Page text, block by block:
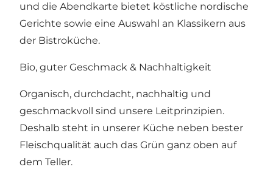
und die Abendkarte bietet köstliche nordische
Gerichte sowie eine Auswahl an Klassikern aus
der Bistroküche.
Bio, guter Geschmack & Nachhaltigkeit
Organisch, durchdacht, nachhaltig und
geschmackvoll sind unsere Leitprinzipien.
Deshalb steht in unserer Küche neben bester
Fleischqualität auch das Grün ganz oben auf
dem Teller.